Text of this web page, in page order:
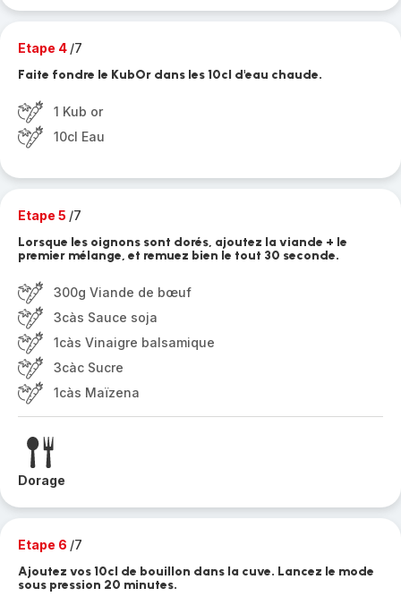
Etape 4 /7
Faite fondre le KubOr dans les 10cl d'eau chaude.
1 Kub or
10cl Eau
Etape 5 /7
Lorsque les oignons sont dorés, ajoutez la viande + le
premier mélange, et remuez bien le tout 30 seconde.
300g Viande de bœuf
3càs Sauce soja
1càs Vinaigre balsamique
3càc Sucre
1càs Maïzena
Dorage
Etape 6 /7
Ajoutez vos 10cl de bouillon dans la cuve. Lancez le mode
sous pression 20 minutes.